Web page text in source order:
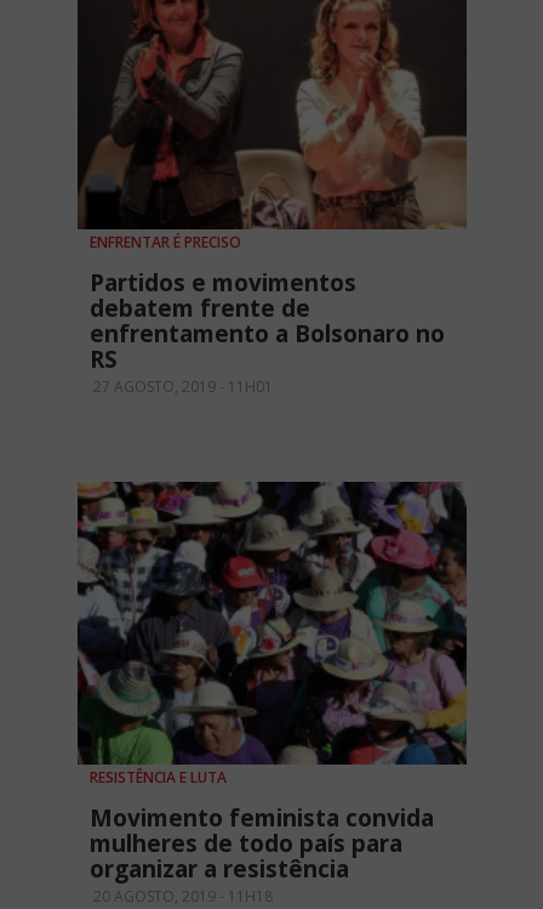
ENFRENTAR É PRECISO
Partidos e movimentos
debatem frente de
enfrentamento a Bolsonaro no
RS
27 AGOSTO, 2019 - 11H01
RESISTÊNCIA E LUTA
Movimento feminista convida
mulheres de todo país para
organizar a resistência
20 AGOSTO, 2019 - 11H18